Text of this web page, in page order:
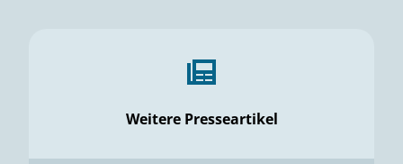
Weitere Presseartikel